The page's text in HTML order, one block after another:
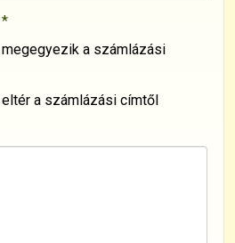
*
a számlázási
a számlázási címtől